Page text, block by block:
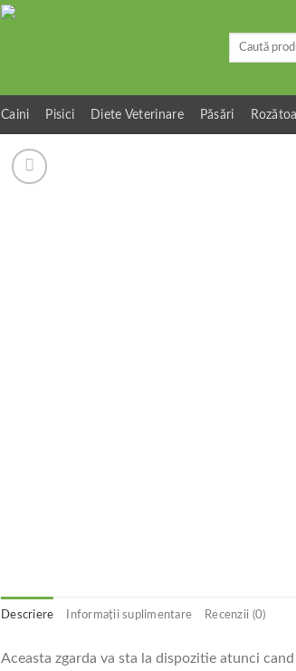
Caută
Caini Pisici Diete Veterinare Păsări
Descriere Informații suplimentare Recenzii (0)
Aceasta zgarda va sta la dispozitie atunci